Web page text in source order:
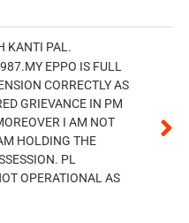
KANTI PAL.
EPPO IS FULL
CORRECTLY AS
GRIEVANCE IN PM
I AM NOT
HOLDING THE
PL
OPERATIONAL AS